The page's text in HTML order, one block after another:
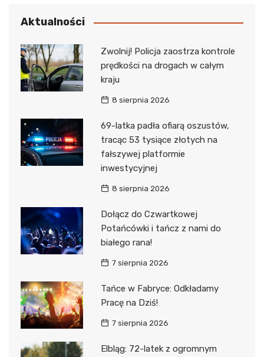
Aktualności
Zwolnij! Policja zaostrza kontrole
prędkości na drogach w całym
kraju
8 sierpnia 2026
69-latka padła ofiarą oszustów,
tracąc 53 tysiące złotych na
fałszywej platformie
inwestycyjnej
8 sierpnia 2026
Dołącz do Czwartkowej
Potańcówki i tańcz z nami do
białego rana!
7 sierpnia 2026
Tańce w Fabryce: Odkładamy
Pracę na Dziś!
7 sierpnia 2026
Elbląg: 72-latek z ogromnym